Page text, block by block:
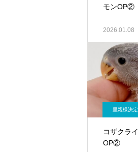
モンOP②
2026.01.08
里親様決定
コザクラ
OP②